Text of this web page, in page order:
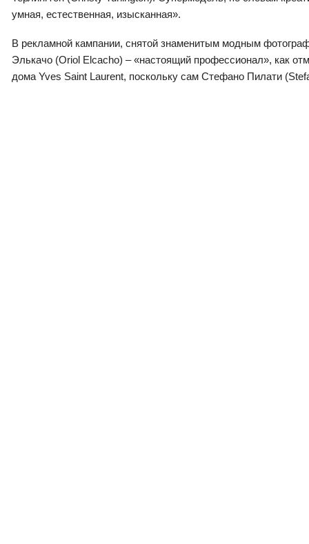
умная, естественная, изысканная».
В рекламной кампании, снятой знаменитым модным
Элькачо (Oriol Elcacho) – «настоящий профессионал», как
дома Yves Saint Laurent, поскольку сам Стефано Пилати